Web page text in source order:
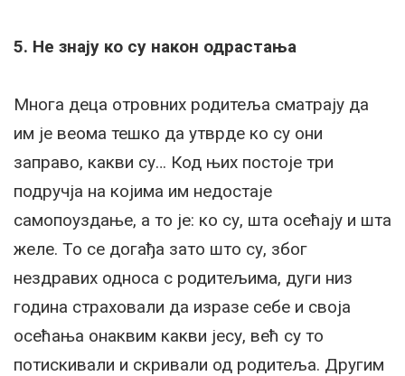
5. Не знају ко су након одрастања
Многа деца отровних родитеља сматрају да
им је веома тешко да утврде ко су они
заправо, какви су… Код њих постоје три
подручја на којима им недостаје
самопоуздање, а то је: ко су, шта осећају и шта
желе. То се догађа зато што су, због
нездравих односа с родитељима, дуги низ
година страховали да изразе себе и своја
осећања онаквим какви јесу, већ су то
потискивали и скривали од родитеља. Другим